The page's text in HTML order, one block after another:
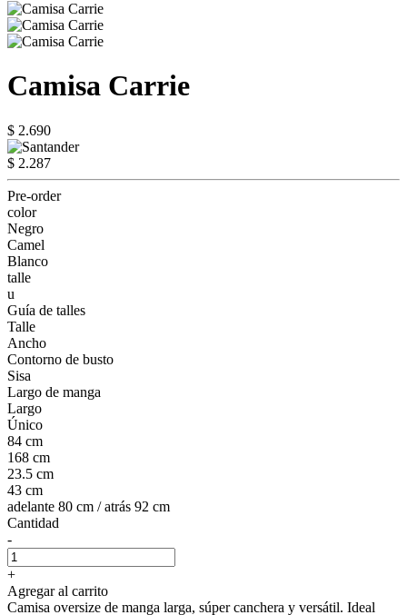
Camisa Carrie
$ 2.690
$ 2.287
Pre-order
color
Negro
Camel
Blanco
talle
u
Guía de talles
Talle
Ancho
Contorno de busto
Sisa
Largo de manga
Largo
Único
84 cm
168 cm
23.5 cm
43 cm
adelante 80 cm / atrás 92 cm
Cantidad
-
+
Agregar al carrito
Camisa oversize de manga larga, súper canchera y versátil. Ideal